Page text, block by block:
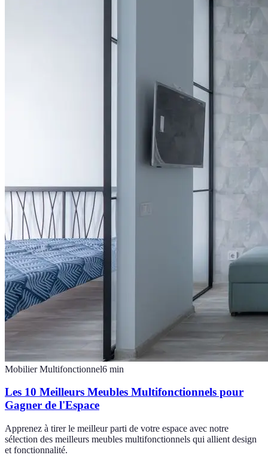
Mobilier Multifonctionnel6 min
Les 10 Meilleurs Meubles Multifonctionnels pour
Gagner de l'Espace
Apprenez à tirer le meilleur parti de votre espace avec notre
sélection des meilleurs meubles multifonctionnels qui allient design
et fonctionnalité.